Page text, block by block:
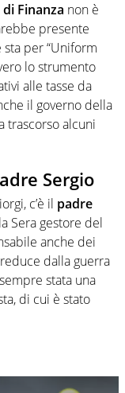
Finanza non è
presente
sta per “Uniform
lo strumento
alle tasse da
il governo della
trascorso alcuni
Sergio
c’è il padre
Sera gestore del
anche dei
dalla guerra
stata una
di cui è stato